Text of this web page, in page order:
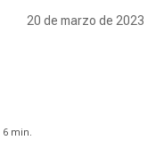
20 de marzo de 2023
6 min.